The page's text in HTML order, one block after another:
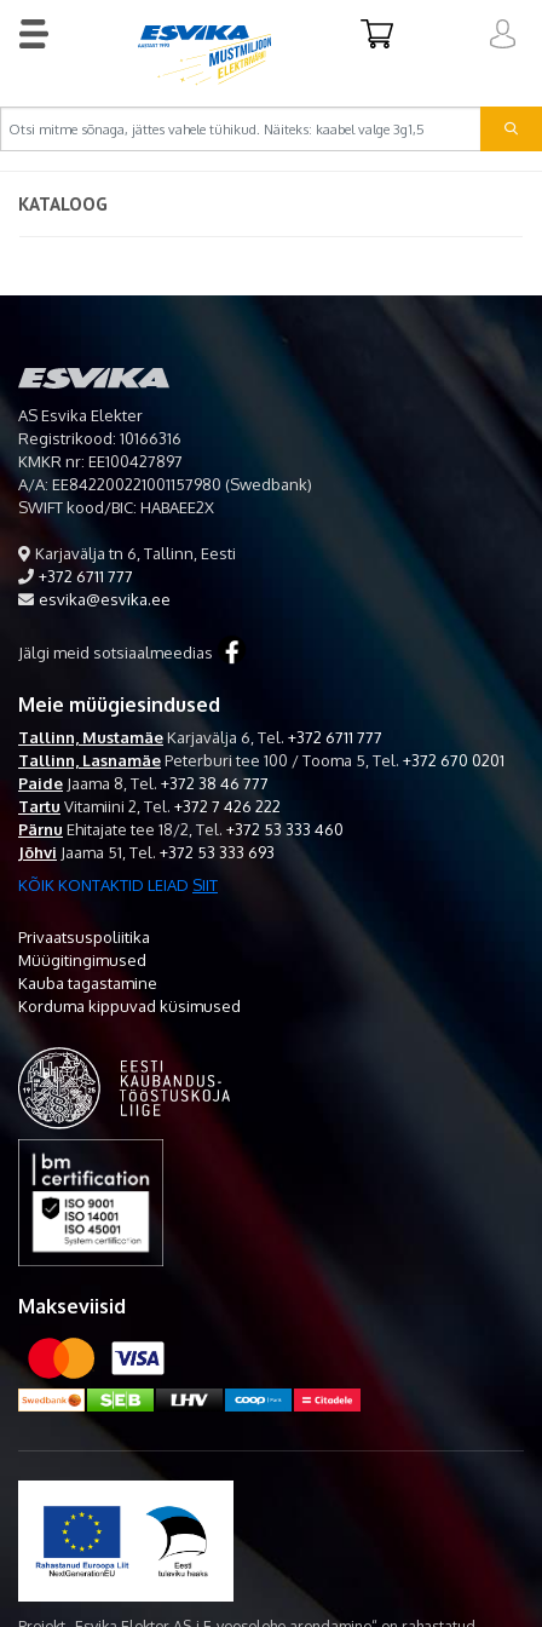
KATALOOG
AS Esvika Elekter
Registrikood: 10166316
KMKR nr: EE100427897
A/A: EE842200221001157980 (Swedbank)
SWIFT kood/BIC: HABAEE2X
Karjavälja tn 6, Tallinn, Eesti
+372 6711 777
esvika@esvika.ee
Jälgi meid sotsiaalmeedias
Meie müügiesindused
Tallinn, MustamäeKarjavälja 6, Tel. +372 6711 777
Tallinn, LasnamäePeterburi tee 100 / Tooma 5, Tel. +372 670 0201
Paide Jaama 8, Tel. +372 38 46 777
Tartu Vitamiini 2, Tel. +372 7 426 222
Pärnu Ehitajate tee 18/2, Tel. +372 53 333 460
Jõhvi Jaama 51, Tel. +372 53 333 693
KÕIK KONTAKTID LEIAD SIIT
Privaatsuspoliitika
Müügitingimused
Kauba tagastamine
Korduma kippuvad küsimused
Makseviisid